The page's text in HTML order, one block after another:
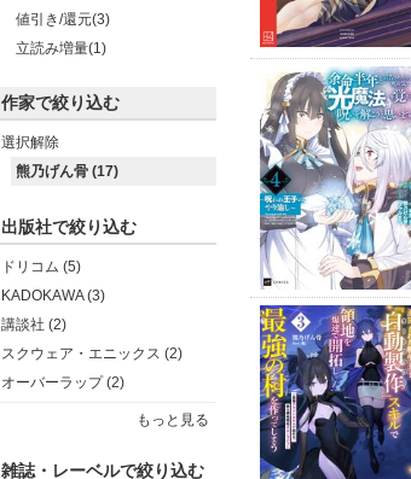
値引き/還元(3)
立読み増量(1)
作家で絞り込む
選択解除
熊乃げん骨 (17)
出版社で絞り込む
ドリコム (5)
KADOKAWA (3)
講談社 (2)
スクウェア・エニックス (2)
オーバーラップ (2)
もっと見る
雑誌・レーベルで絞り込む